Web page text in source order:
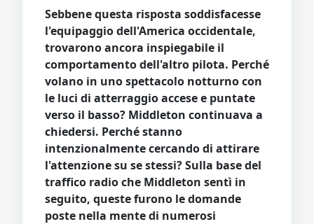
Sebbene questa risposta soddisfacesse
l'equipaggio dell'America occidentale,
trovarono ancora inspiegabile il
comportamento dell'altro pilota. Perché
volano in uno spettacolo notturno con
le luci di atterraggio accese e puntate
verso il basso? Middleton continuava a
chiedersi. Perché stanno
intenzionalmente cercando di attirare
l'attenzione su se stessi? Sulla base del
traffico radio che Middleton sentì in
seguito, queste furono le domande
poste nella mente di numerosi